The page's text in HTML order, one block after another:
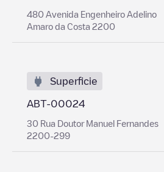
480 Avenida Engenheiro Adelino
Amaro da Costa 2200
Superficie
ABT-00024
30 Rua Doutor Manuel Fernandes
2200-299